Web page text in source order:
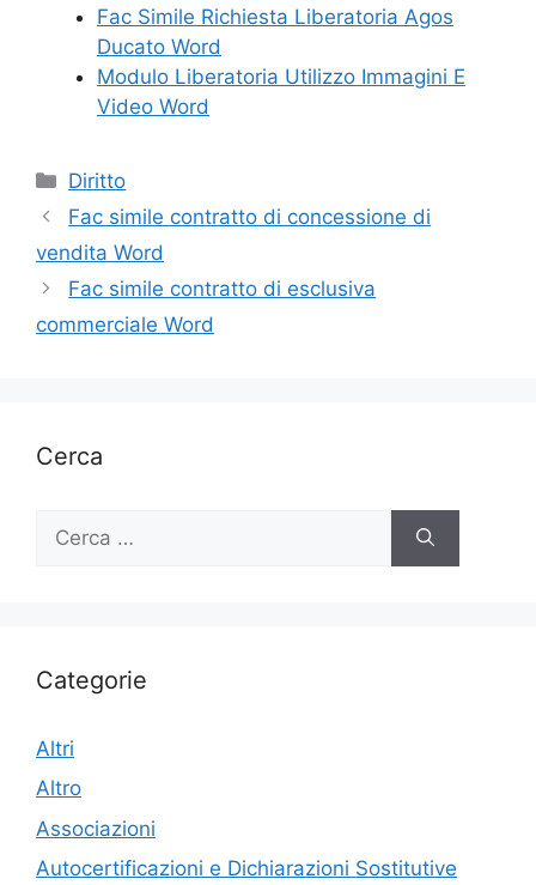
Fac Simile Richiesta Liberatoria Agos
Ducato Word
Modulo Liberatoria Utilizzo Immagini E
Video Word
Categorie
Diritto
Fac simile contratto di concessione di
vendita Word
Fac simile contratto di esclusiva
commerciale Word
Cerca
per:
Categorie
Altri
Altro
Associazioni
Autocertificazioni e Dichiarazioni Sostitutive